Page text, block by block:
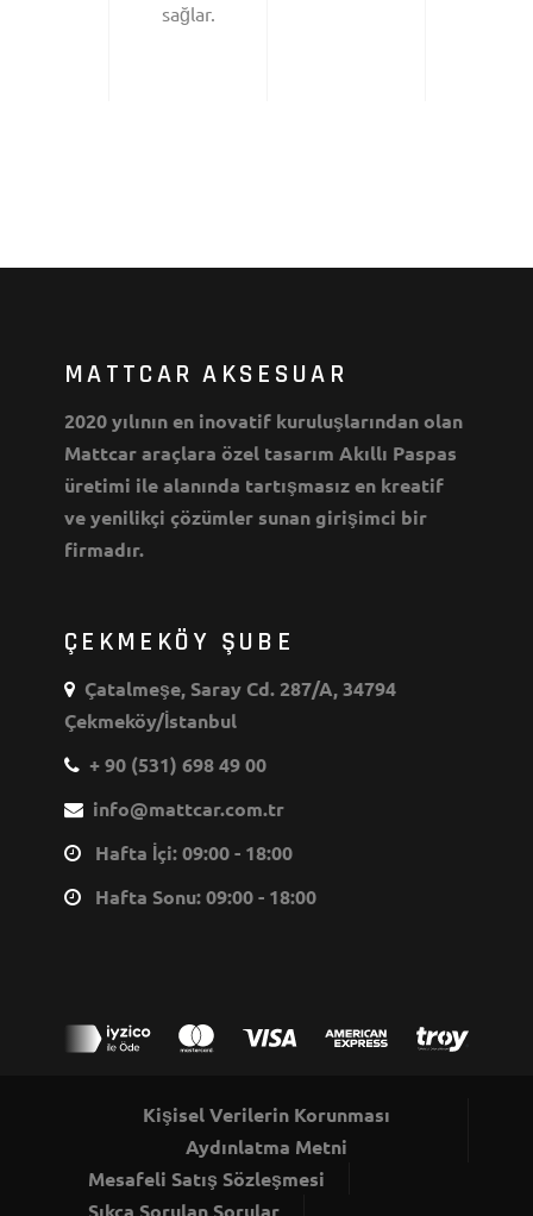
sağlar.
MATTCAR AKSESUAR
2020 yılının en inovatif kuruluşlarından olan
Mattcar araçlara özel tasarım Akıllı Paspas
üretimi ile alanında tartışmasız en kreatif
ve yenilikçi çözümler sunan girişimci bir
firmadır.
ÇEKMEKÖY ŞUBE
Çatalmeşe, Saray Cd. 287/A, 34794
Çekmeköy/İstanbul
+ 90 (531) 698 49 00
info@mattcar.com.tr
Hafta İçi: 09:00 - 18:00
Hafta Sonu: 09:00 - 18:00
Kişisel Verilerin Korunması
Aydınlatma Metni
Mesafeli Satış Sözleşmesi
Sıkça Sorulan Sorular